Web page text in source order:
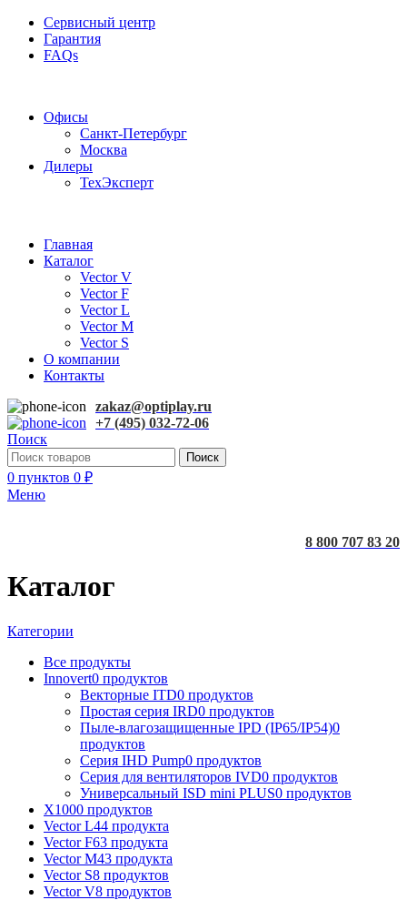
Сервисный центр
Гарантия
FAQs
Офисы
Санкт-Петербург
Москва
Дилеры
ТехЭксперт
Главная
Каталог
Vector V
Vector F
Vector L
Vector M
Vector S
О компании
Контакты
zakaz@optiplay.ru
+7 (495) 032-72-06
Поиск
Поиск
0 пунктов 0 ₽
Меню
8 800 707 83 20
Каталог
Категории
Все продукты
Innovert0 продуктов
Векторные ITD0 продуктов
Простая серия IRD0 продуктов
Пыле-влагозащищенные IPD (IP65/IP54)0
продуктов
Серия IHD Pump0 продуктов
Серия для вентиляторов IVD0 продуктов
Универсальный ISD mini PLUS0 продуктов
X1000 продуктов
Vector L44 продукта
Vector F63 продукта
Vector M43 продукта
Vector S8 продуктов
Vector V8 продуктов